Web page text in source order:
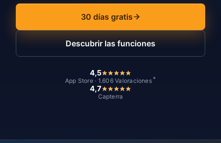
30 días gratis
Descubrir las funciones
4,5
App Store · 1.606 Valoraciones *
4,7
Capterra